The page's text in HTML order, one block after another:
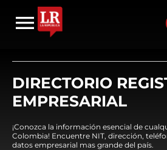
DIRECTORIO
EMPRESARIAL
¡Conozca la información esencial de
Colombia! Encuentre NIT, dirección,
datos empresarial mas grande del país.